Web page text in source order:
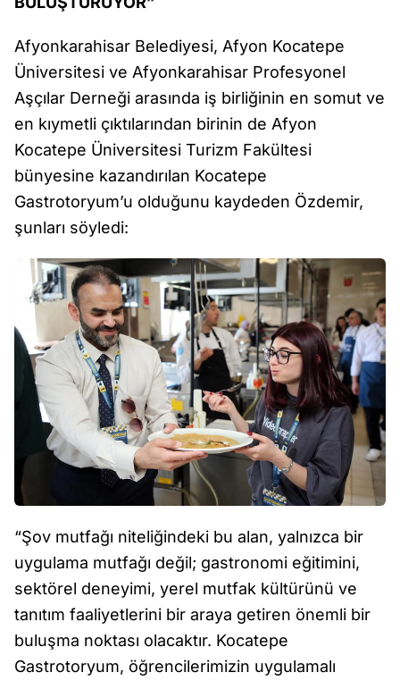
Afyonkarahisar Belediyesi, Afyon Kocatepe
Üniversitesi ve Afyonkarahisar Profesyonel
Aşçılar Derneği arasında iş birliğinin en somut ve
en kıymetli çıktılarından birinin de Afyon
Kocatepe Üniversitesi Turizm Fakültesi
bünyesine kazandırılan Kocatepe
Gastrotoryum’u olduğunu kaydeden Özdemir,
şunları söyledi:
“Şov mutfağı niteliğindeki bu alan, yalnızca bir
uygulama mutfağı değil; gastronomi eğitimini,
sektörel deneyimi, yerel mutfak kültürünü ve
tanıtım faaliyetlerini bir araya getiren önemli bir
buluşma noktası olacaktır. Kocatepe
Gastrotoryum, öğrencilerimizin uygulamalı